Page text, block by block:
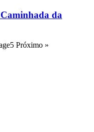
Caminhada da
5 Próximo »